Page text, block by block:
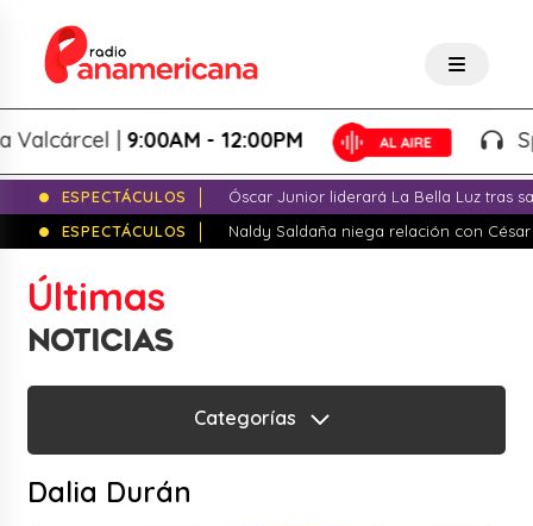
|9:00AM - 12:00PM Splash! -
ESPECTÁCULOS
Óscar Junior liderará La Bella Luz tras
ESPECTÁCULOS
Naldy Saldaña niega relación con
Últimas
NOTICIAS
Categorías
Dalia Durán